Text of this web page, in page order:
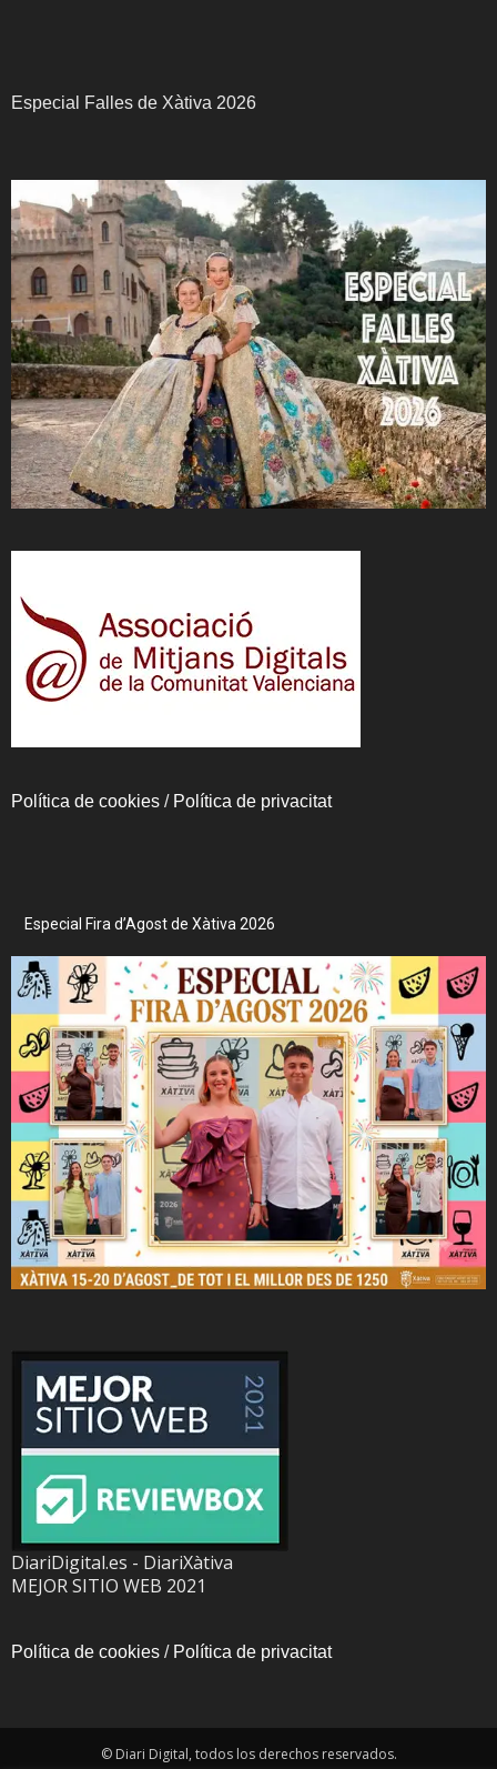
Especial Falles de Xàtiva 2026
Política de cookies / Política de privacitat
Especial Fira d’Agost de Xàtiva 2026
DiariDigital.es - DiariXàtiva
MEJOR SITIO WEB 2021
Política de cookies / Política de privacitat
© Diari Digital, todos los derechos reservados.